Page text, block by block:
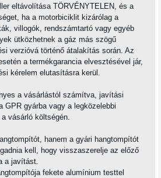
eltávolítása TÖRVÉNYTELEN, és a
ha a motorbiciklit kizárólag a
villogók, rendszámtartó vagy egyéb
ütközhetnek a gáz más szögű
verzióvá történő átalakítás során. Az
a termékgarancia elvesztésével jár,
kérelem elutasításra kerül.
a vásárlástól számítva, javítási
GPR gyárba vagy a legközelebbi
vásárló költségén.
hanem a gyári hangtompítót
kell, hogy visszaszerelje az előző
a javítást.
fekete alumínium testtel